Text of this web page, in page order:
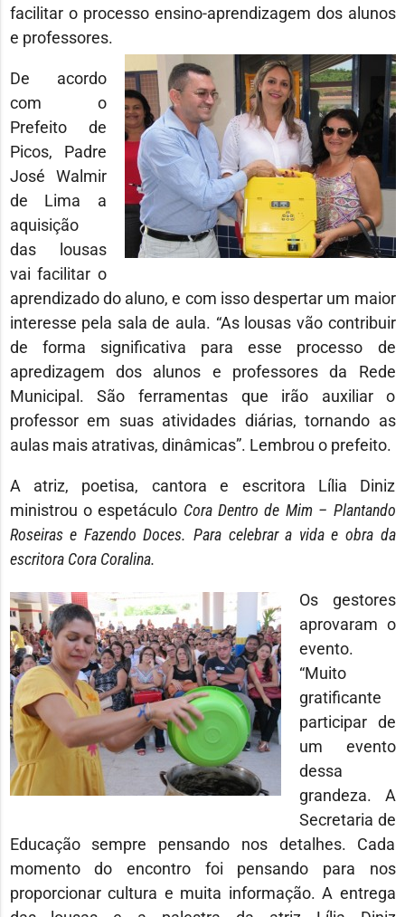
facilitar o processo ensino-aprendizagem dos alunos
e professores.
De acordo
com o
Prefeito de
Picos, Padre
José Walmir
de Lima a
aquisição
das lousas
vai facilitar o
aprendizado do aluno, e com isso despertar um maior
interesse pela sala de aula. “As lousas vão contribuir
de forma significativa para esse processo de
apredizagem dos alunos e professores da Rede
Municipal. São ferramentas que irão auxiliar o
professor em suas atividades diárias, tornando as
aulas mais atrativas, dinâmicas”. Lembrou o prefeito.
A atriz, poetisa, cantora e escritora Lília Diniz
ministrou o espetáculo Cora Dentro de Mim – Plantando
Roseiras e Fazendo Doces. Para celebrar a vida e obra da
escritora Cora Coralina.
Os gestores
aprovaram o
evento.
“Muito
gratificante
participar de
um evento
dessa
grandeza. A
Secretaria de
Educação sempre pensando nos detalhes. Cada
momento do encontro foi pensando para nos
proporcionar cultura e muita informação. A entrega